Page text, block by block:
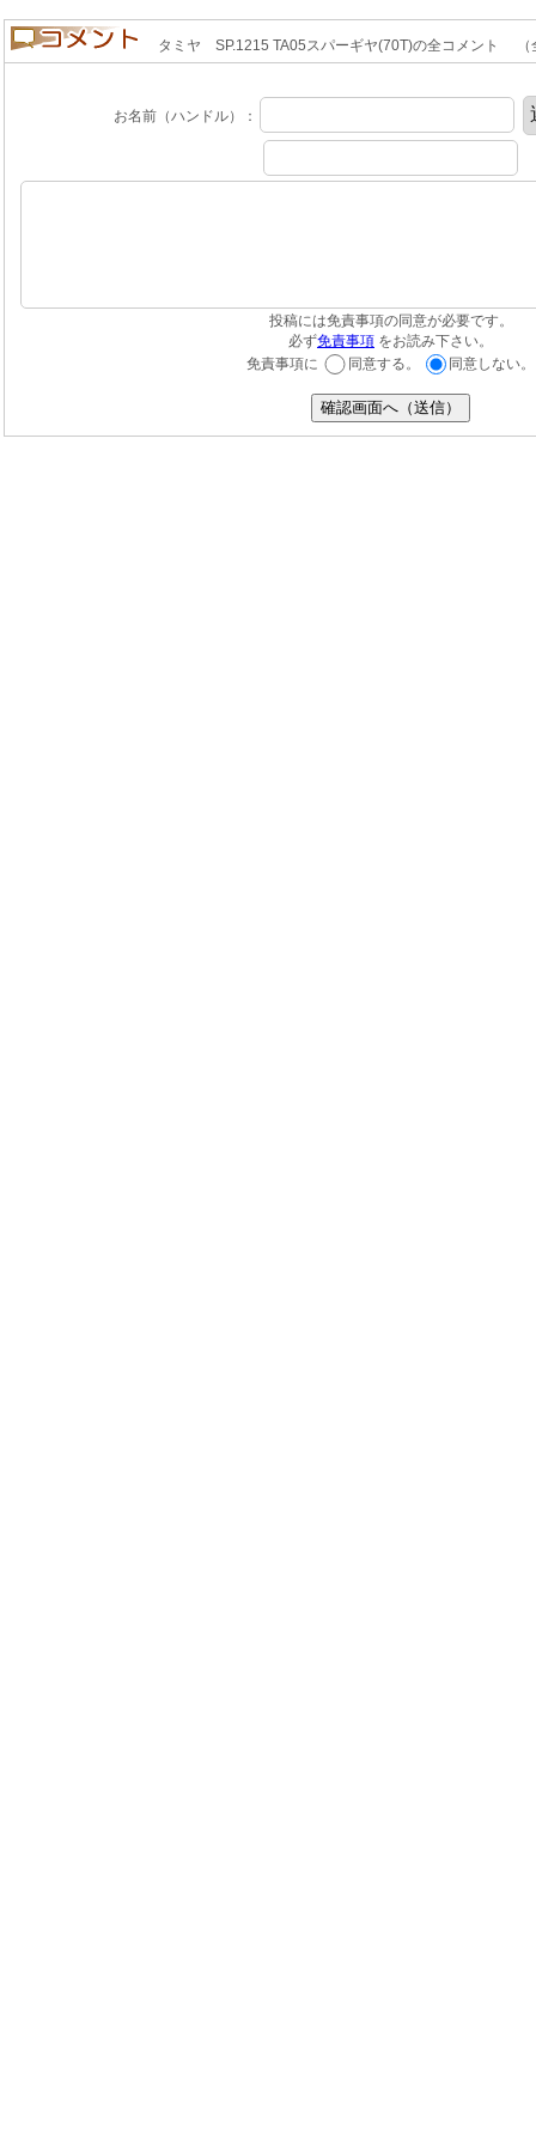
タミヤ SP.1215 TA05スパーギヤ(70T)の全コメント
お名前（ハンドル）：
投稿には免責事項の同意が必要です。
必ず免責事項 をお読み下さい。
免責事項に
同意する。 同意しない。